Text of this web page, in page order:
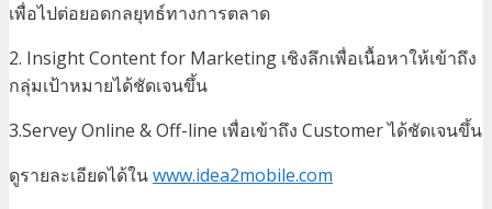
เพื่อไปต่อยอดกลยุทธ์ทางการตลาด
2. Insight Content for Marketing เชิงลึกเพื่อเนื้อหาให้เข้าถึง
กลุ่มเป้าหมายได้ชัดเจนขึ้น
3.Servey Online & Off-line เพื่อเข้าถึง Customer ได้ชัดเจนขึ้น
ดูรายละเอียดได้ในwww.idea2mobile.com